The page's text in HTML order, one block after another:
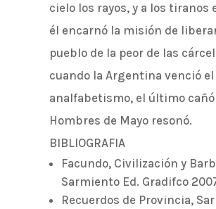
cielo los rayos, y a los tiranos
él encarnó la misión de
pueblo de la peor de las
cuando la Argentina venció el
analfabetismo, el último
Hombres de Mayo resonó.
BIBLIOGRAFIA
Facundo, Civilización y
Sarmiento Ed. Gradifco
Recuerdos de Provincia,